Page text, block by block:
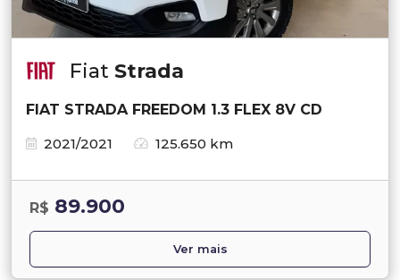
Fiat Strada
FIAT STRADA FREEDOM 1.3 FLEX 8V CD
2021/2021
125.650 km
R$ 89.900
Ver mais